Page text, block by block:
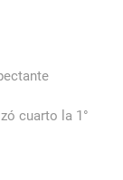
cuarto la 1°